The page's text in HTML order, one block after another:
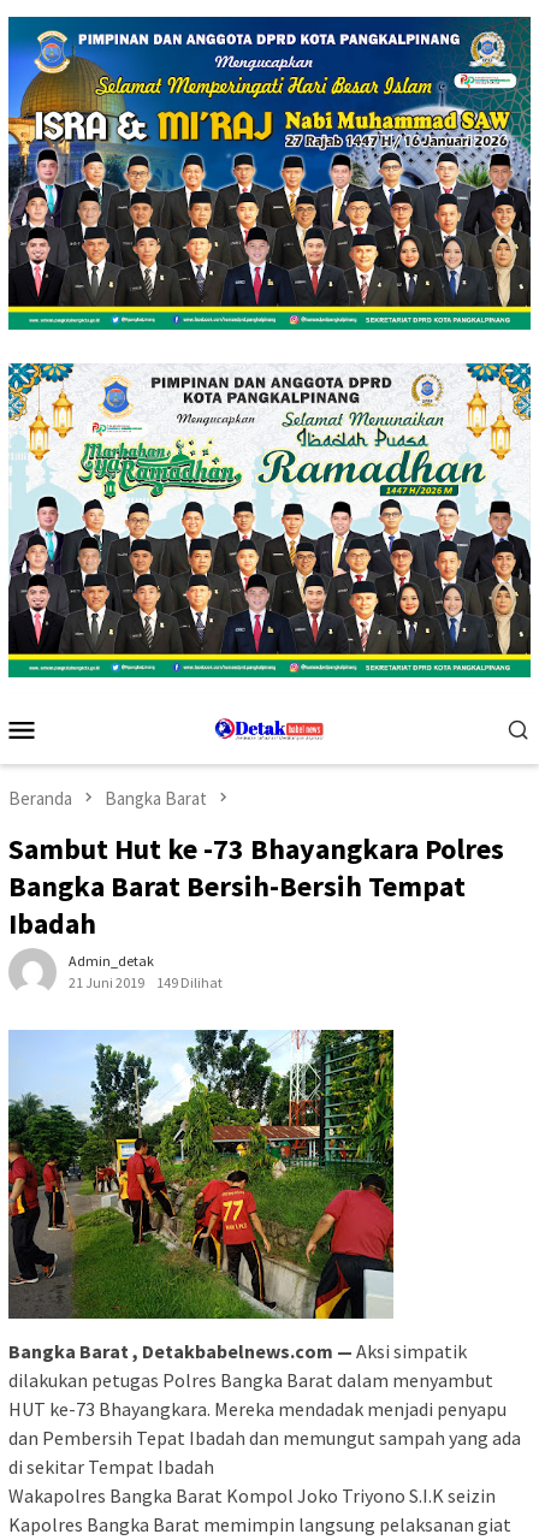
Loncat
konten
Mobile
Beranda Bangka Barat
Sambut Hut ke -73 Bhayangkara Polres
Bangka Barat Bersih-Bersih Tempat
Ibadah
Admin_detak
21 Juni 2019
149 Dilihat
Bangka Barat , Detakbabelnews.com — Aksi simpatik
dilakukan petugas Polres Bangka Barat dalam menyambut
HUT ke-73 Bhayangkara. Mereka mendadak menjadi penyapu
dan Pembersih Tepat Ibadah dan memungut sampah yang ada
di sekitar Tempat Ibadah
Wakapolres Bangka Barat Kompol Joko Triyono S.I.K seizin
Kapolres Bangka Barat memimpin langsung pelaksanan giat